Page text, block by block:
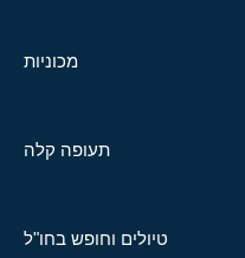
מכוניות
תעופה קלה
טיולים וחופש בחו"ל